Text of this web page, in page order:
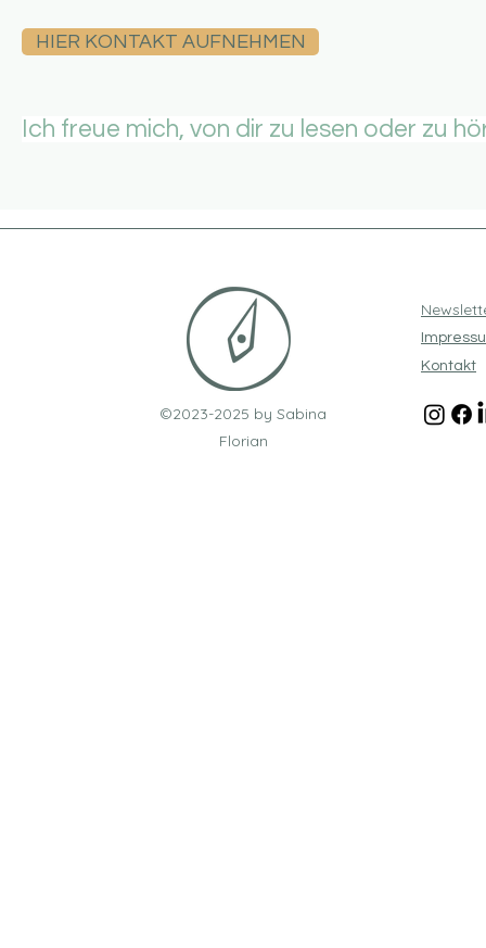
HIER KONTAKT AUFNEHMEN
Ich freue mich, von dir zu lesen oder zu
©2023-2025 by Sabina
Florian
Kontakt